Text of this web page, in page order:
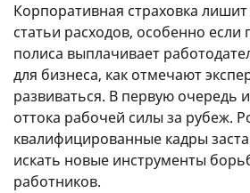
Корпоративная страховка
статьи расходов, особенно
полиса выплачивает
для бизнеса, как отмечают
развиваться. В первую очередь
оттока рабочей силы за рубеж.
квалифицированные кадры
искать новые инструменты
работников.